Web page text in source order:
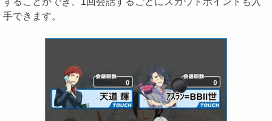
手できます。